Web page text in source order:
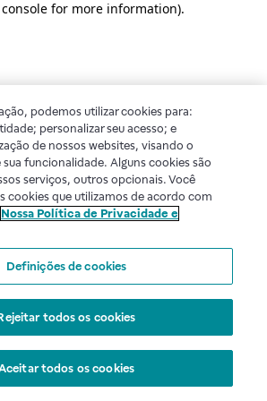
for more information).
podemos utilizar cookies para:
personalizar seu acesso; e
de nossos websites, visando o
funcionalidade. Alguns cookies são
serviços, outros opcionais. Você
cookies que utilizamos de acordo com
Nossa Política de Privacidade e
Definições de cookies
todos os cookies
todos os cookies